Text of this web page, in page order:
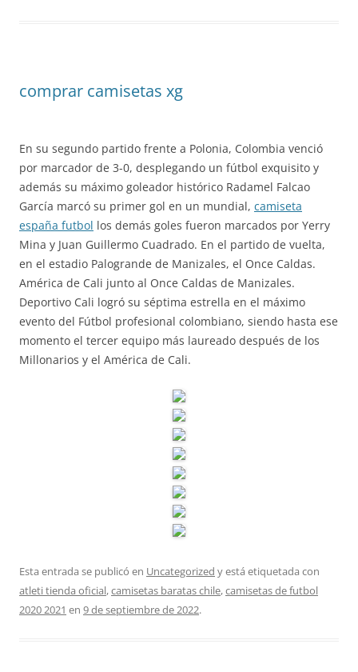
comprar camisetas xg
En su segundo partido frente a Polonia, Colombia venció
por marcador de 3-0, desplegando un fútbol exquisito y
además su máximo goleador histórico Radamel Falcao
García marcó su primer gol en un mundial, camiseta
españa futbol los demás goles fueron marcados por Yerry
Mina y Juan Guillermo Cuadrado. En el partido de vuelta,
en el estadio Palogrande de Manizales, el Once Caldas.
América de Cali junto al Once Caldas de Manizales.
Deportivo Cali logró su séptima estrella en el máximo
evento del Fútbol profesional colombiano, siendo hasta ese
momento el tercer equipo más laureado después de los
Millonarios y el América de Cali.
Esta entrada se publicó en Uncategorized y está etiquetada con
atleti tienda oficial,camisetas baratas chile,camisetas de futbol
2020 2021 en 9 de septiembre de 2022.